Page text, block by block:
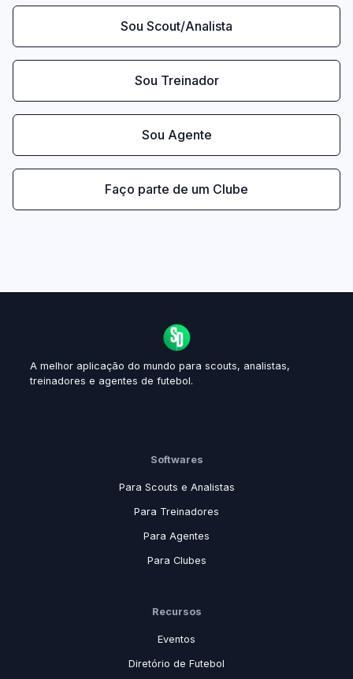
Sou Scout/Analista
Sou Treinador
Sou Agente
Faço parte de um Clube
A melhor aplicação do mundo para scouts, analistas,
treinadores e agentes de futebol.
Softwares
Para Scouts e Analistas
Para Treinadores
Para Agentes
Para Clubes
Recursos
Eventos
Diretório de Futebol